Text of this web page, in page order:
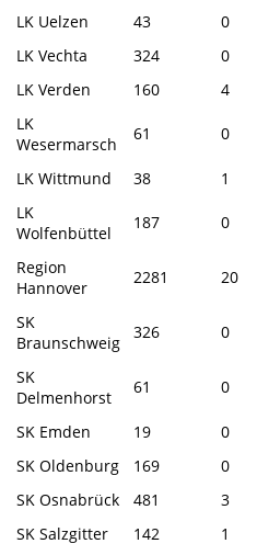
LK Uelzen
43 0
LK Vechta
324 0
LK Verden
160 4
LK
Wesermarsch
61 0
LK Wittmund 38 1
LK
Wolfenbüttel
187 0
Region
Hannover
2281 20
SK
Braunschweig
326 0
SK
Delmenhorst
61 0
SK Emden 19 0
SK Oldenburg
169 0
SK Osnabrück
481 3
SK Salzgitter
142 1